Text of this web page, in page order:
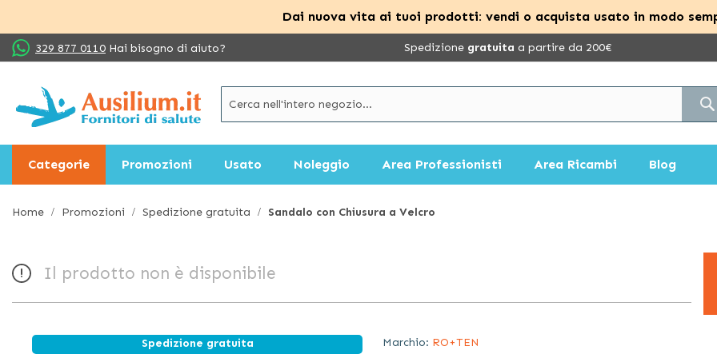
Dai nuova vita ai tuoi prodotti: vendi o acquista usato in modo
Salta
al
329 877 0110 Hai bisogno di aiuto? Spedizione gratuita a partire da 200€
Categorie Promozioni Usato Noleggio Area Professionisti Area Ricambi Blog
Home Promozioni Spedizione gratuita Sandalo con Chiusura a Velcro
Il prodotto non è disponibile
Spedizione gratuita
Marchio: RO+TEN